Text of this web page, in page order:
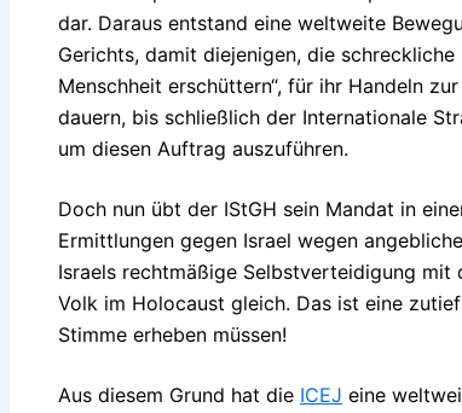
dar. Daraus entstand eine weltweite
Gerichts, damit diejenigen, die
Menschheit erschüttern“, für ihr Handeln
dauern, bis schließlich der Internationale
um diesen Auftrag auszuführen.
Doch nun übt der IStGH sein Mandat in
Ermittlungen gegen Israel wegen
Israels rechtmäßige Selbstverteidigung mit
Volk im Holocaust gleich. Das ist eine
Stimme erheben müssen!
Aus diesem Grund hat die ICEJ eine